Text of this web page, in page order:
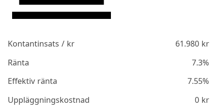
Kontantinsats / kr 61.980kr
Ränta
7.3%
Effektiv ränta
7.55%
Uppläggningskostnad
0kr